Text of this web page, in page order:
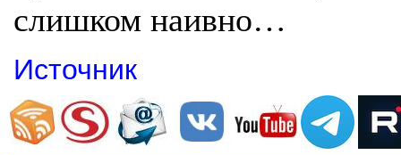
слишком наивно…
Источник